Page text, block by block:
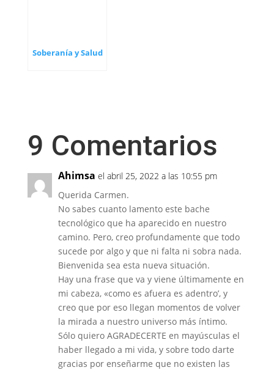
Soberanía y Salud
9 Comentarios
Ahimsa el abril 25, 2022 a las 10:55 pm
Querida Carmen.
No sabes cuanto lamento este bache
tecnológico que ha aparecido en nuestro
camino. Pero, creo profundamente que todo
sucede por algo y que ni falta ni sobra nada.
Bienvenida sea esta nueva situación.
Hay una frase que va y viene últimamente en
mi cabeza, «como es afuera es adentro’, y
creo que por eso llegan momentos de volver
la mirada a nuestro universo más íntimo.
Sólo quiero AGRADECERTE en mayúsculas el
haber llegado a mi vida, y sobre todo darte
gracias por enseñarme que no existen las